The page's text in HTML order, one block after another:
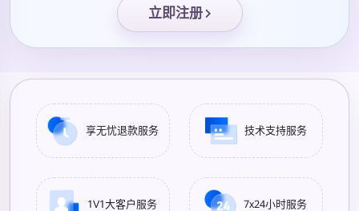
立即注册
享无忧退款服务 技术支持服务
1V1大客户服务 7x24小时服务